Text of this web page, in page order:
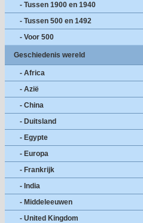
- Tussen 1900 en 1940
- Tussen 500 en 1492
- Voor 500
Geschiedenis wereld
- Africa
- Azië
- China
- Duitsland
- Egypte
- Europa
- Frankrijk
- India
- Middeleeuwen
- United Kingdom